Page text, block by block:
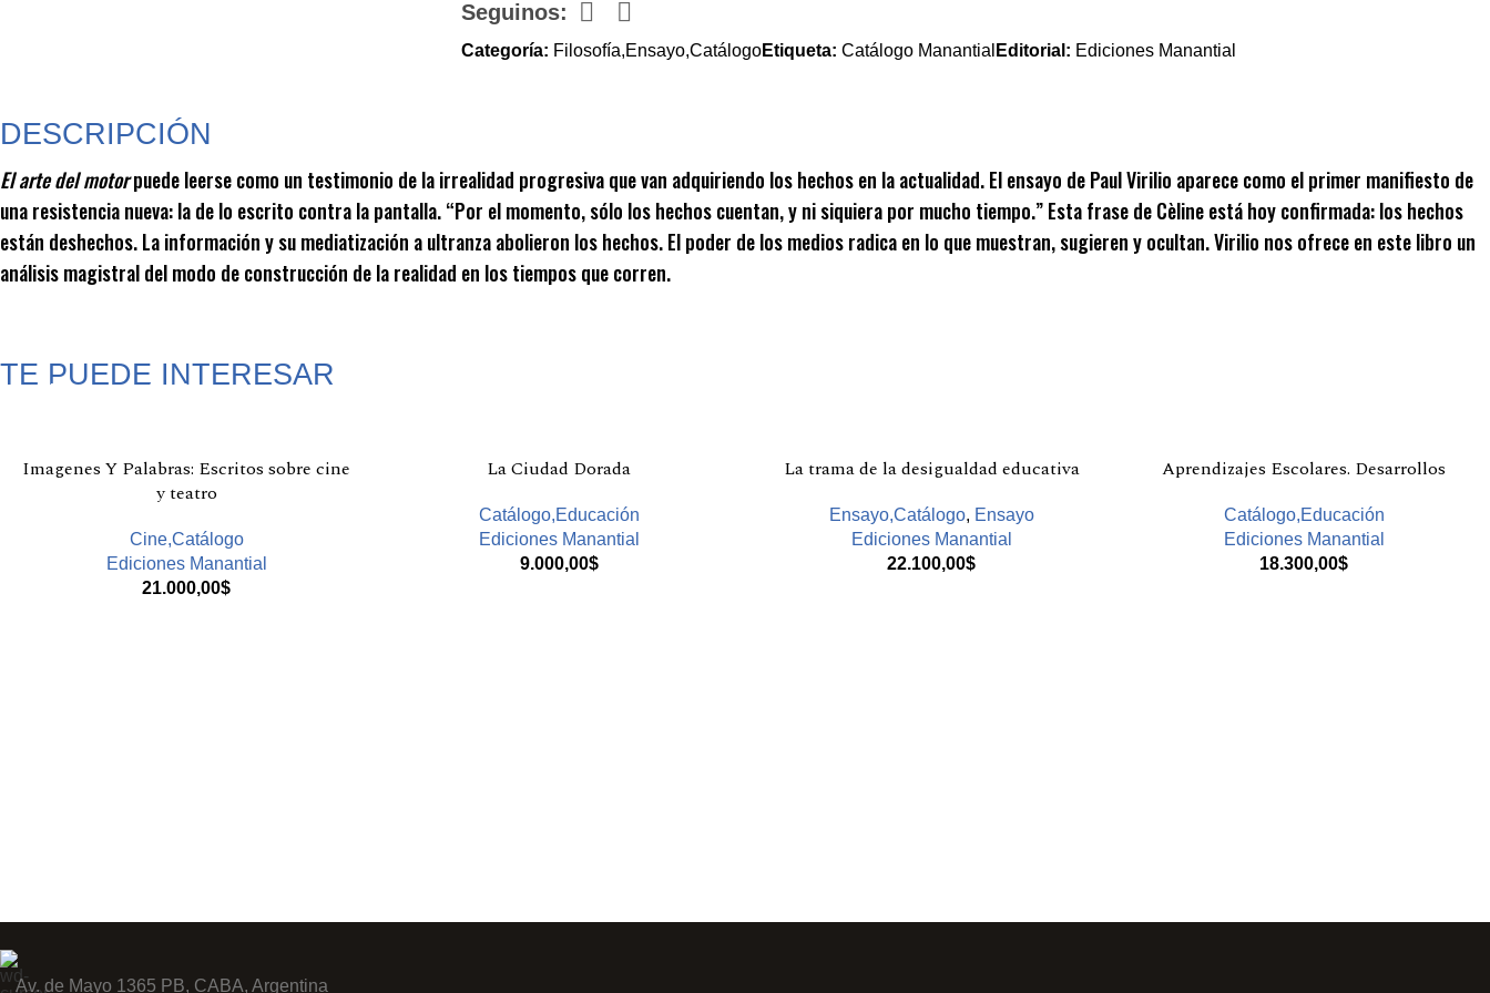
Seguinos:
Categoría: Filosofía,Ensayo,CatálogoEtiqueta: Catálogo Manantial Editorial: Ediciones Manantial
DESCRIPCIÓN
El arte del motorpuede leerse como un testimonio de la irrealidad progresiva que van adquiriendo los hechos en la actualidad. El ensayo de Paul Virilio aparece como el primer manifiesto de
una resistencia nueva: la de lo escrito contra la pantalla. “Por el momento, sólo los hechos cuentan, y ni siquiera por mucho tiempo.” Esta frase de Cèline está hoy confirmada: los hechos
están deshechos. La información y su mediatización a ultranza abolieron los hechos. El poder de los medios radica en lo que muestran, sugieren y ocultan. Virilio nos ofrece en este libro un
análisis magistral del modo de construcción de la realidad en los tiempos que corren.
TE PUEDE INTERESAR
Productos relacionados
Imagenes Y Palabras: Escritos sobre cine
y teatro
Cine,Catálogo
Ediciones Manantial
21.000,00$
La Ciudad Dorada
Catálogo,Educación
Ediciones Manantial
9.000,00$
La trama de la desigualdad educativa
Ensayo,Catálogo, Ensayo
Ediciones Manantial
22.100,00$
Aprendizajes Escolares. Desarrollos
Catálogo,Educación
Ediciones Manantial
18.300,00$
Av. de Mayo 1365 PB, CABA, Argentina